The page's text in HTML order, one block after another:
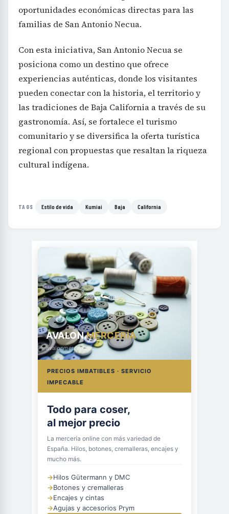
oportunidades económicas directas para las
familias de San Antonio Necua.
Con esta iniciativa, San Antonio Necua se
posiciona como un destino que ofrece
experiencias auténticas, donde los visitantes
pueden conectar con la historia, el territorio y
las tradiciones de Baja California a través de su
gastronomía. Así, se fortalece el turismo
comunitario y se diversifica la oferta turística
regional con propuestas que resaltan la riqueza
cultural indígena.
TAGS Estilo de vida Kumiai Baja California
AVALONMERCERÍA
avalonmerceria.es
PRECIOS IMBATIBLES · SERVICIO
IMPECABLE
Todo para coser,
al mejor precio
La mercería online con más variedad de
España. Hilos, botones, cremalleras, encajes y
mucho más.
→Hilos Gütermann y DMC
→Botones y cremalleras
→Encajes y cintas
→Agujas y accesorios Prym